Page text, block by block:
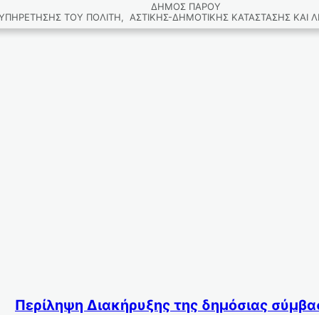
ΠΑΡΟΥ ΔΙΕΥΘΥΝΣΗ
ΤΟΥ ΠΟΛΙΤΗ, ΑΣΤΙΚΗΣ-ΔΗΜΟΤΙΚΗΣ ΚΑΤΑΣΤΑΣΗΣ ΚΑΙ
Περίληψη Διακήρυξης της δημόσιας